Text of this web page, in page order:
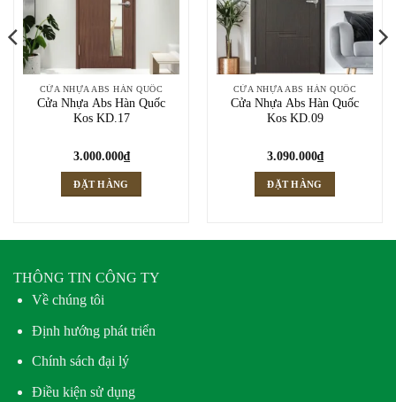
CỬA NHỰA ABS HÀN QUỐC
Cửa Nhựa Abs Hàn Quốc
Kos KD.17
3.000.000₫
ĐẶT HÀNG
CỬA NHỰA ABS HÀN QUỐC
Cửa Nhựa Abs Hàn Quốc
Kos KD.09
3.090.000₫
ĐẶT HÀNG
THÔNG TIN CÔNG TY
Về chúng tôi
Định hướng phát triển
Chính sách đại lý
Điều kiện sử dụng